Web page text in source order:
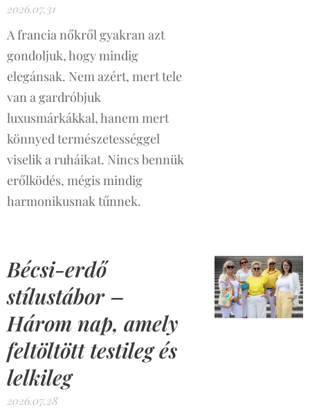
2026.07.31
A francia nőkről gyakran azt
gondoljuk, hogy mindig
elegánsak. Nem azért, mert tele
van a gardróbjuk
luxusmárkákkal, hanem mert
könnyed természetességgel
viselik a ruháikat. Nincs bennük
erőlködés, mégis mindig
harmonikusnak tűnnek.
Bécsi-erdő
stílustábor –
Három nap, amely
feltöltött testileg és
lelkileg
2026.07.28